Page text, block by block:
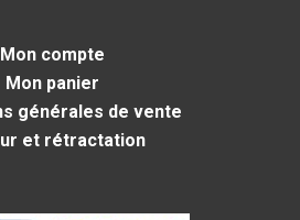
Mon compte
Mon panier
générales de vente
et rétractation